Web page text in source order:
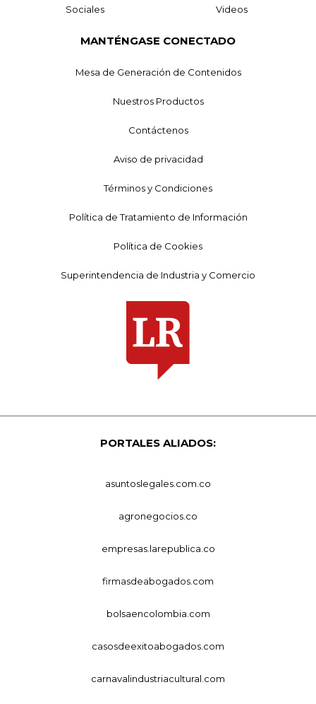
Sociales Videos
MANTÉNGASE CONECTADO
Mesa de Generación de Contenidos
Nuestros Productos
Contáctenos
Aviso de privacidad
Términos y Condiciones
Política de Tratamiento de Información
Política de Cookies
Superintendencia de Industria y Comercio
PORTALES ALIADOS:
asuntoslegales.com.co
agronegocios.co
empresas.larepublica.co
firmasdeabogados.com
bolsaencolombia.com
casosdeexitoabogados.com
carnavalindustriacultural.com